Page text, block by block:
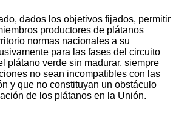
dados los objetivos fijados, permitir
productores de plátanos
normas nacionales a su
para las fases del circuito
plátano verde sin madurar, siempre
no sean incompatibles con las
y que no constituyan un obstáculo
de los plátanos en la Unión.